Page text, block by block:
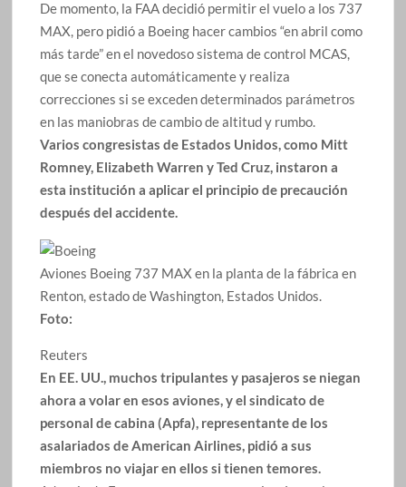
De momento, la FAA decidió permitir el vuelo a los 737
MAX, pero pidió a Boeing hacer cambios “en abril como
más tarde” en el novedoso sistema de control MCAS,
que se conecta automáticamente y realiza
correcciones si se exceden determinados parámetros
en las maniobras de cambio de altitud y rumbo.
Varios congresistas de Estados Unidos, como Mitt
Romney, Elizabeth Warren y Ted Cruz, instaron a
esta institución a aplicar el principio de precaución
después del accidente.
Aviones Boeing 737 MAX en la planta de la fábrica en
Renton, estado de Washington, Estados Unidos.
Foto:
Reuters
En EE. UU., muchos tripulantes y pasajeros se niegan
ahora a volar en esos aviones, y el sindicato de
personal de cabina (Apfa), representante de los
asalariados de American Airlines, pidió a sus
miembros no viajar en ellos si tienen temores.